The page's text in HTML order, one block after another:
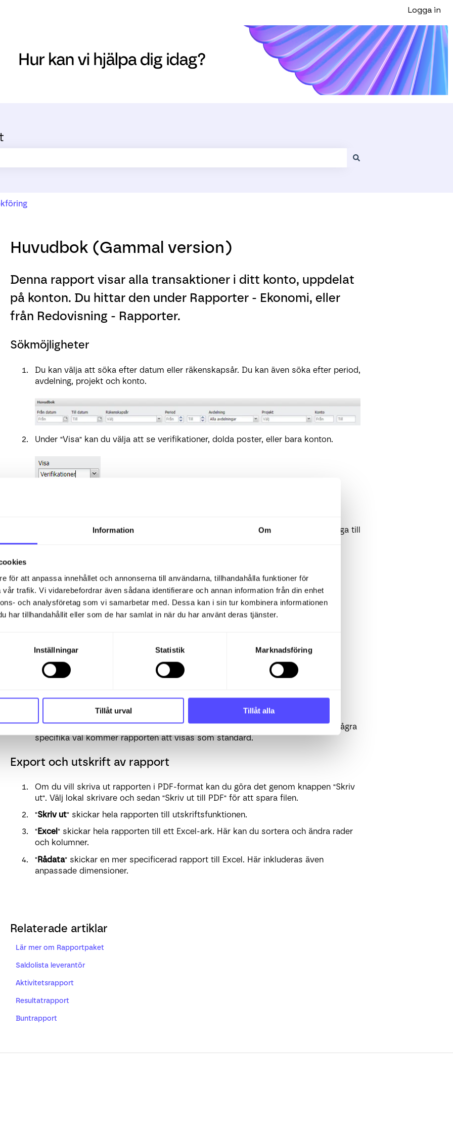
Information Om
för att anpassa innehållet och annonserna till användarna, tillhandahålla funktioner för
trafik. Vi vidarebefordrar även sådana identifierare och annan information från din enhet
och analysföretag som vi samarbetar med. Dessa kan i sin tur kombinera informationen
har tillhandahållit eller som de har samlat in när du har använt deras tjänster.
Inställningar Statistik Marknadsföring
Tillåt urval Tillåt alla
Logga in
Huvudbok (Gammal version)
Denna rapport visar alla transaktioner i ditt konto, uppdelat
på konton. Du hittar den under Rapporter - Ekonomi, eller
från Redovisning - Rapporter.
Sökmöjligheter
Du kan välja att söka efter datum eller räkenskapsår. Du kan även söka efter period,
avdelning, projekt och konto.
Under "Visa" kan du välja att se verifikationer, dolda poster, eller bara konton.
Knapparna för "Dölj momskonton" och "Visa ursprunglig valuta" kommer att lägga till
eller ta bort kolumnerna för detta.
Under "Sorter efter" kan du välja hur rapporten ska sorteras.
Knappen för sök visar dig rapporten baserat på dina val. Om du inte har gjort några
specifika val kommer rapporten att visas som standard.
Export och utskrift av rapport
Om du vill skriva ut rapporten i PDF-format kan du göra det genom knappen "Skriv
ut". Välj lokal skrivare och sedan "Skriv ut till PDF" för att spara filen.
"Skriv ut" skickar hela rapporten till utskriftsfunktionen.
"Excel" skickar hela rapporten till ett Excel-ark. Här kan du sortera och ändra rader
och kolumner.
"Rådata" skickar en mer specificerad rapport till Excel. Här inkluderas även
anpassade dimensioner.
Relaterade artiklar
Lär mer om Rapportpaket
Saldolista leverantör
Aktivitetsrapport
Resultatrapport
Buntrapport